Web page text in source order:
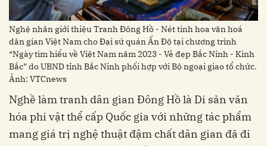
Nghệ nhân giới thiệu Tranh Đông Hồ - Nét tinh hoa văn hoá
dân gian Việt Nam cho Đại sứ quán Ấn Độ tại chương trình
“Ngày tìm hiểu về Việt Nam năm 2023 - Vẻ đẹp Bắc Ninh - Kinh
Bắc” do UBND tỉnh Bắc Ninh phối hợp với Bộ ngoại giao tổ chức.
Ảnh: VTCnews
Nghề làm tranh dân gian Đông Hồ là Di sản văn
hóa phi vật thể cấp Quốc gia với những tác phẩm
mang giá trị nghệ thuật đậm chất dân gian đã đi